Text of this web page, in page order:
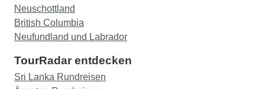
Neuschottland
British Columbia
Neufundland und Labrador
TourRadar entdecken
Sri Lanka Rundreisen